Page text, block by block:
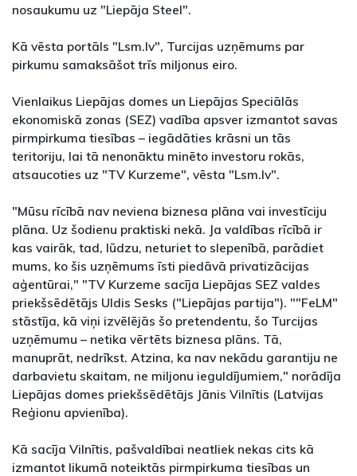
nosaukumu uz "Liepāja Steel".
Kā vēsta portāls "Lsm.lv", Turcijas uzņēmums par
pirkumu samaksāšot trīs miljonus eiro.
Vienlaikus Liepājas domes un Liepājas Speciālās
ekonomiskā zonas (SEZ) vadība apsver izmantot savas
pirmpirkuma tiesības – iegādāties krāsni un tās
teritoriju, lai tā nenonāktu minēto investoru rokās,
atsaucoties uz "TV Kurzeme", vēsta "Lsm.lv".
"Mūsu rīcībā nav neviena biznesa plāna vai investīciju
plāna. Uz šodienu praktiski nekā. Ja valdības rīcībā ir
kas vairāk, tad, lūdzu, neturiet to slepenībā, parādiet
mums, ko šis uzņēmums īsti piedāvā privatizācijas
aģentūrai," "TV Kurzeme sacīja Liepājas SEZ valdes
priekšsēdētājs Uldis Sesks ("Liepājas partija"). ""FeLM"
stāstīja, kā viņi izvēlējās šo pretendentu, šo Turcijas
uzņēmumu – netika vērtēts biznesa plāns. Tā,
manuprāt, nedrīkst. Atzina, ka nav nekādu garantiju ne
darbavietu skaitam, ne miljonu ieguldījumiem," norādīja
Liepājas domes priekšsēdētājs Jānis Vilnītis (Latvijas
Reģionu apvienība).
Kā sacīja Vilnītis, pašvaldībai neatliek nekas cits kā
izmantot likumā noteiktās pirmpirkuma tiesības un